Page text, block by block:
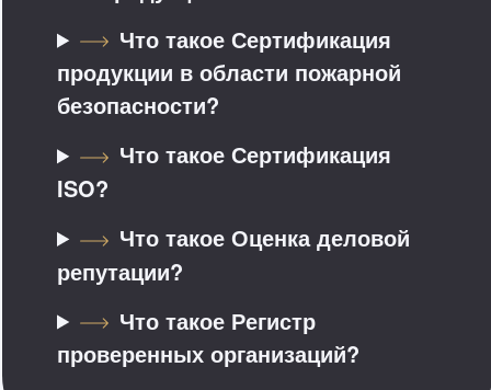
Что такое Сертификация
продукции в области пожарной
безопасности?
Что такое Сертификация
ISO?
Что такое Оценка деловой
репутации?
Что такое Регистр
проверенных организаций?